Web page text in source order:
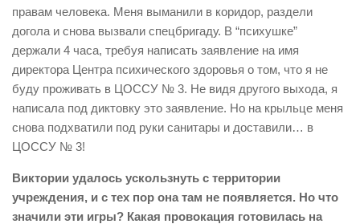
правам человека. Меня выманили в коридор, раздели
догола и снова вызвали спецбригаду. В “психушке”
держали 4 часа, требуя написать заявление на имя
директора Центра психического здоровья о том, что я не
буду проживать в ЦОССУ № 3. Не видя другого выхода, я
написала под диктовку это заявление. Но на крыльце меня
снова подхватили под руки санитары и доставили… в
ЦОССУ № 3!
Виктории удалось ускользнуть с территории
учреждения, и с тех пор она там не появляется. Но что
значили эти игры? Какая провокация готовилась на